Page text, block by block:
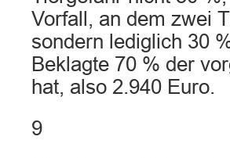
Vorfall, an dem zwei
sondern lediglich 30
Beklagte 70 % der
hat, also 2.940 Euro.
9